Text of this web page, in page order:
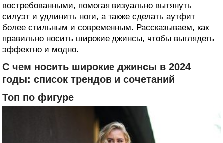
востребованными, помогая визуально вытянуть
силуэт и удлинить ноги, а также сделать аутфит
более стильным и современным. Рассказываем, как
правильно носить широкие джинсы, чтобы выглядеть
эффектно и модно.
С чем носить широкие джинсы в 2024
годы: список трендов и сочетаний
Топ по фигуре